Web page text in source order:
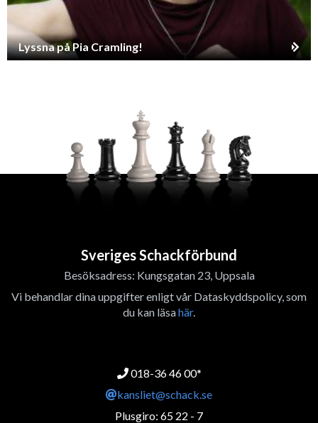
Lyssna på Pia Cramling!
Sveriges Schackförbund
Besöksadress: Kungsgatan 23, Uppsala
Vi behandlar dina uppgifter enligt vår Dataskyddspolicy, som
du kan läsahär.
018-36 46 00*
kansliet@schack.se
Plusgiro: 65 22 - 7